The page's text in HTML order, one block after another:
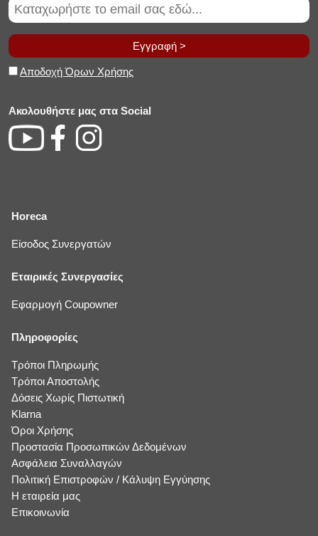
Εγγραφή >
Αποδοχή Όρων Χρήσης
Ακολουθήστε μας στα Social
Horeca
Είσοδος Συνεργατών
Εταιρικές Συνεργασίες
Εφαρμογή Coupowner
Πληροφορίες
Τρόποι Πληρωμής
Τρόποι Αποστολής
Δόσεις Χωρίς Πιστωτική
Klarna
Όροι Χρήσης
Προστασία Προσωπικών Δεδομένων
Ασφάλεια Συναλλαγών
Πολιτική Επιστροφών / Κάλυψη Εγγύησης
Η εταιρεία μας
Επικοινωνία